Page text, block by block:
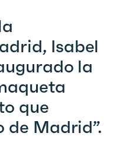
Isabel
la
que
de Madrid”.